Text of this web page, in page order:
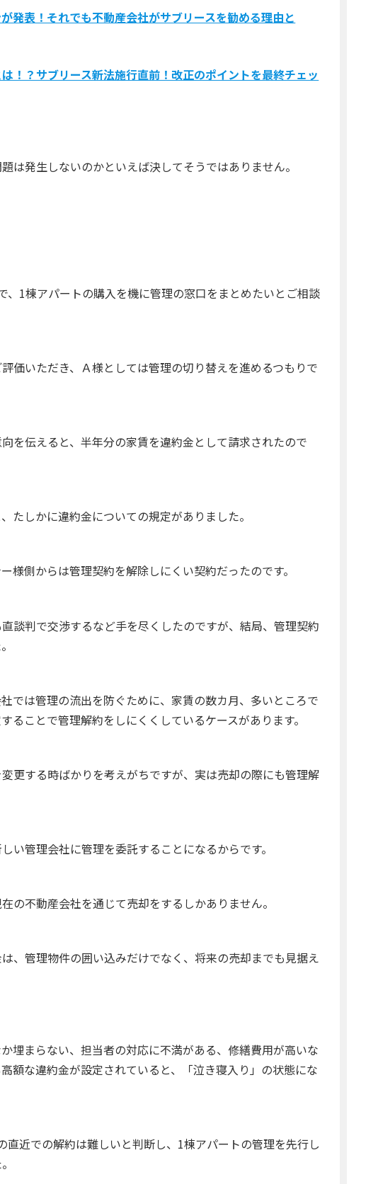
発表！それでも不動産会社がサブリースを勧める理由と
！？サブリース新法施行直前！改正のポイントを最終チェッ
は発生しないのかといえば決してそうではありません。
、1棟アパートの購入を機に管理の窓口をまとめたいとご相談
価いただき、Ａ様としては管理の切り替えを進めるつもりで
を伝えると、半年分の家賃を違約金として請求されたので
たしかに違約金についての規定がありました。
様側からは管理契約を解除しにくい契約だったのです。
談判で交渉するなど手を尽くしたのですが、結局、管理契約
では管理の流出を防ぐために、家賃の数カ月、多いところで
ることで管理解約をしにくくしているケースがあります。
更する時ばかりを考えがちですが、実は売却の際にも管理解
い管理会社に管理を委託することになるからです。
の不動産会社を通じて売却をするしかありません。
、管理物件の囲い込みだけでなく、将来の売却までも見据え
埋まらない、担当者の対応に不満がある、修繕費用が高いな
額な違約金が設定されていると、「泣き寝入り」の状態にな
直近での解約は難しいと判断し、1棟アパートの管理を先行し